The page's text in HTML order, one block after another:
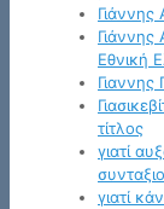
Γιάννης
Γιάννης
Εθνική
τίτλος
γιατί
γιατί